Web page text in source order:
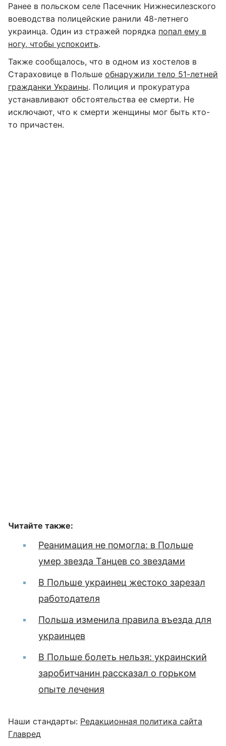
Ранее в польском селе Пасечник Нижнесилезского
воеводства полицейские ранили 48-летнего
украинца. Один из стражей порядка попал ему в
ногу, чтобы успокоить.
Также сообщалось, что в одном из хостелов в
Стараховице в Польше обнаружили тело 51-летней
гражданки Украины. Полиция и прокуратура
устанавливают обстоятельства ее смерти. Не
исключают, что к смерти женщины мог быть кто-
то причастен.
Читайте также:
Реанимация не помогла: в Польше
умер звезда Танцев со звездами
В Польше украинец жестоко зарезал
работодателя
Польша изменила правила въезда для
украинцев
В Польше болеть нельзя: украинский
заробитчанин рассказал о горьком
опыте лечения
Наши стандарты: Редакционная политика сайта
Главред